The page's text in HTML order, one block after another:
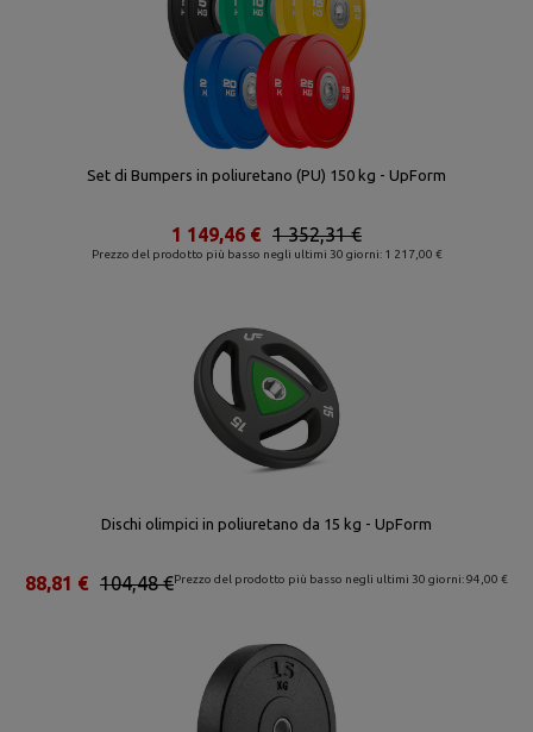
Set di Bumpers in poliuretano (PU) 150 kg - UpForm
Prezzo del prodotto più basso negli ultimi 30 giorni: 1 217,00 €
1 352,31 €
1 149,46 €
Dischi olimpici in poliuretano da 15 kg - UpForm
Prezzo del prodotto più basso negli ultimi 30 giorni: 94,00 €
104,48 €
88,81 €